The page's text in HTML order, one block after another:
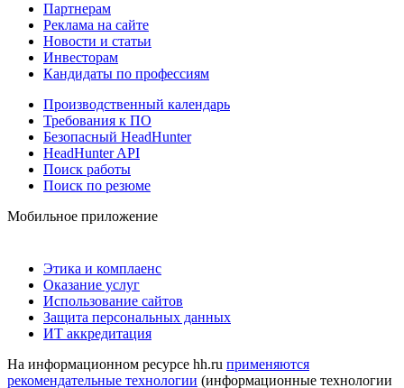
Партнерам
Реклама на сайте
Новости и статьи
Инвесторам
Кандидаты по профессиям
Производственный календарь
Требования к ПО
Безопасный HeadHunter
HeadHunter API
Поиск работы
Поиск по резюме
Мобильное приложение
Этика и комплаенс
Оказание услуг
Использование сайтов
Защита персональных данных
ИТ аккредитация
На информационном ресурсе hh.ru применяются
рекомендательные технологии (информационные технологии